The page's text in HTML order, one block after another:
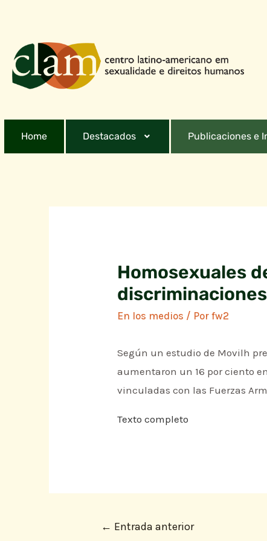
Home Destacados Publicaciones e
Homosexuales
discriminaciones
En los medios / Porfw2
Según un estudio de Movilh
aumentaron un 16 por ciento
vinculadas con las Fuerzas
Texto completo
← Entrada anterior